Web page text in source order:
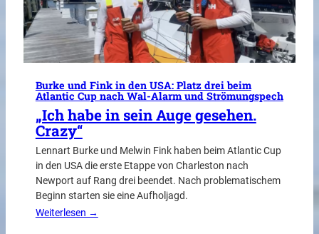
Burke und Fink in den USA: Platz drei beim
Atlantic Cup nach Wal-Alarm und Strömungspech
„Ich habe in sein Auge gesehen.
Crazy“
Lennart Burke und Melwin Fink haben beim Atlantic Cup
in den USA die erste Etappe von Charleston nach
Newport auf Rang drei beendet. Nach problematischem
Beginn starten sie eine Aufholjagd.
Weiterlesen →